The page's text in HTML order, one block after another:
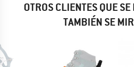
OTROS CLIENTES QUE
TAMBIÉN SE